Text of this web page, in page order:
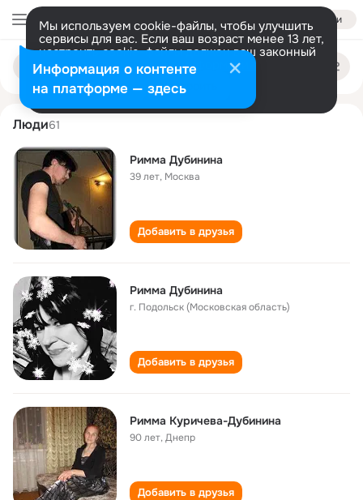
Войти
Мы используем cookie-файлы, чтобы улучшить
сервисы для вас. Если ваш возраст менее 13 лет,
настроить cookie-файлы должен ваш законный
представитель. Больше информации
Разрешить все Настроить
Поиск
людям
rimma dubinina
Люди61
Римма Дубинина
39 лет, Москва
Добавить в друзья
Римма Дубинина
г. Подольск (Московская область)
Добавить в друзья
Римма Куричева-Дубинина
90 лет,Днепр
Добавить в друзья
Информация о контенте
на платформе — здесь